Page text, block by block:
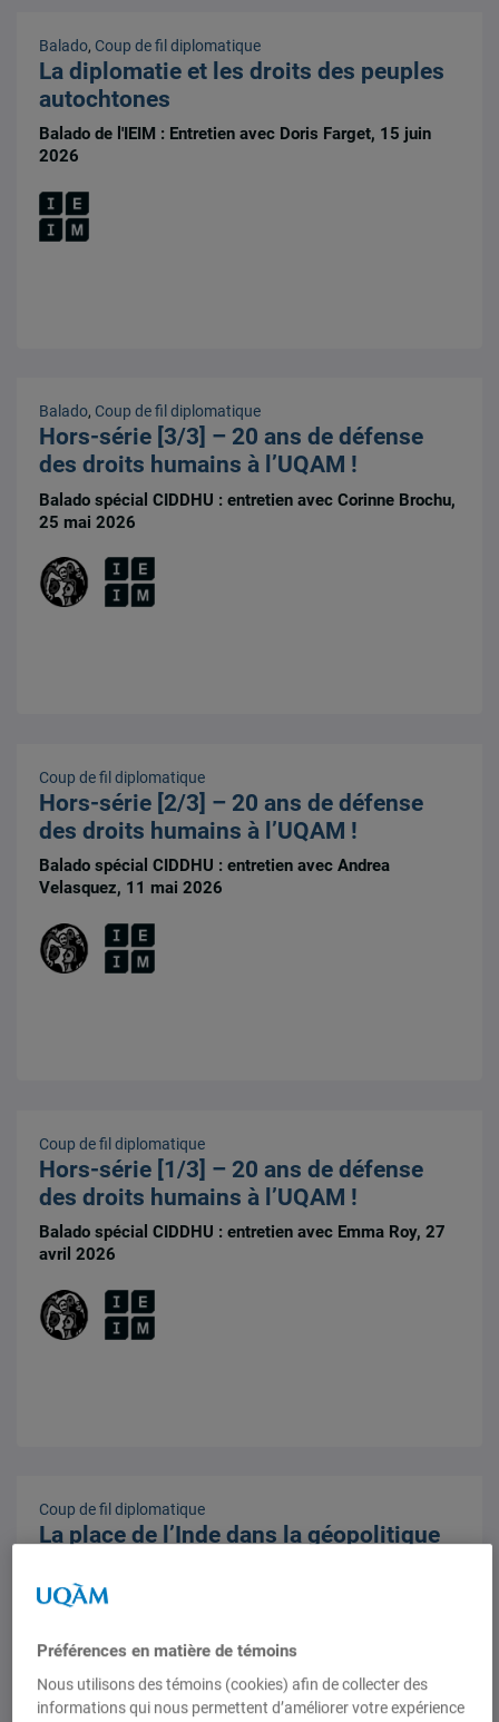
Balado, Coup de fil diplomatique
La diplomatie et les droits des peuples
autochtones
Balado de l'IEIM : Entretien avec Doris Farget, 15 juin
2026
Balado, Coup de fil diplomatique
Hors-série [3/3] – 20 ans de défense
des droits humains à l’UQAM !
Balado spécial CIDDHU : entretien avec Corinne Brochu,
25 mai 2026
Coup de fil diplomatique
Hors-série [2/3] – 20 ans de défense
des droits humains à l’UQAM !
Balado spécial CIDDHU : entretien avec Andrea
Velasquez, 11 mai 2026
Coup de fil diplomatique
Hors-série [1/3] – 20 ans de défense
des droits humains à l’UQAM !
Balado spécial CIDDHU : entretien avec Emma Roy, 27
avril 2026
Coup de fil diplomatique
La place de l’Inde dans la géopolitique
Balado de l'IEIM : Entretien avec Catherine Viens, 30
Préférences en matière de témoins
Nous utilisons des témoins (cookies) afin de collecter des
informations qui nous permettent d’améliorer votre expérience